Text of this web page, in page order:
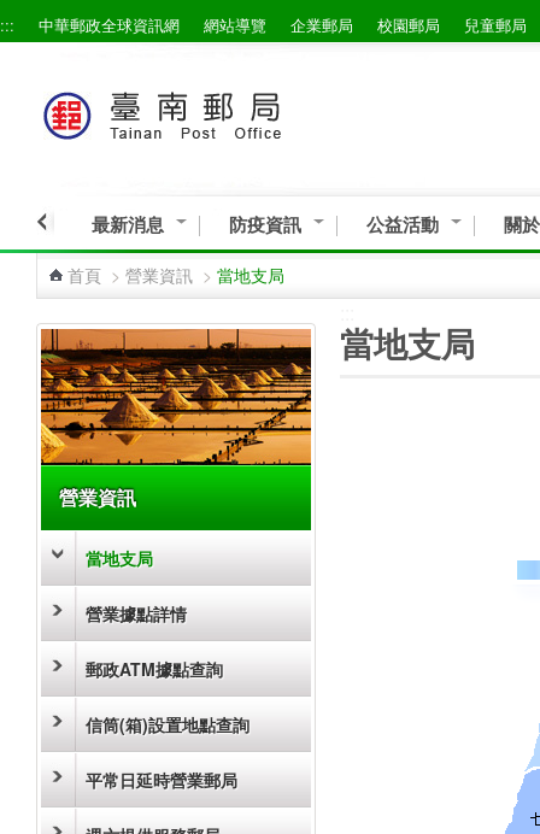
跳到主要內容區塊
::: 中華郵政全球資訊網 網站導覽 企業郵局 校園郵局 兒童郵局
最新消息 防疫資訊 公益活動 關
首頁 > 營業資訊 > 當地支局
營業資訊
當地支局
營業據點詳情
郵政ATM據點查詢
信筒(箱)設置地點查詢
平常日延時營業郵局
當地支局